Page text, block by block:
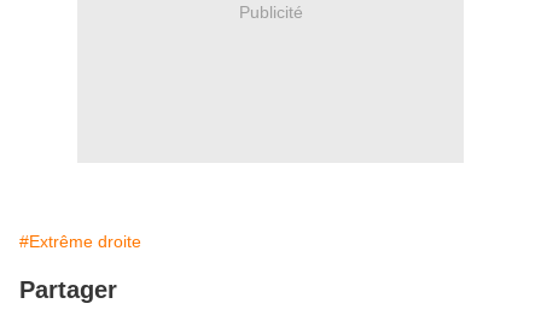
Publicité
#Extrême droite
Partager